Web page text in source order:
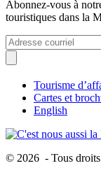
Abonnez-vous à
touristiques dans la
Tourisme
Cartes et
English
© 2026 - Tous droits